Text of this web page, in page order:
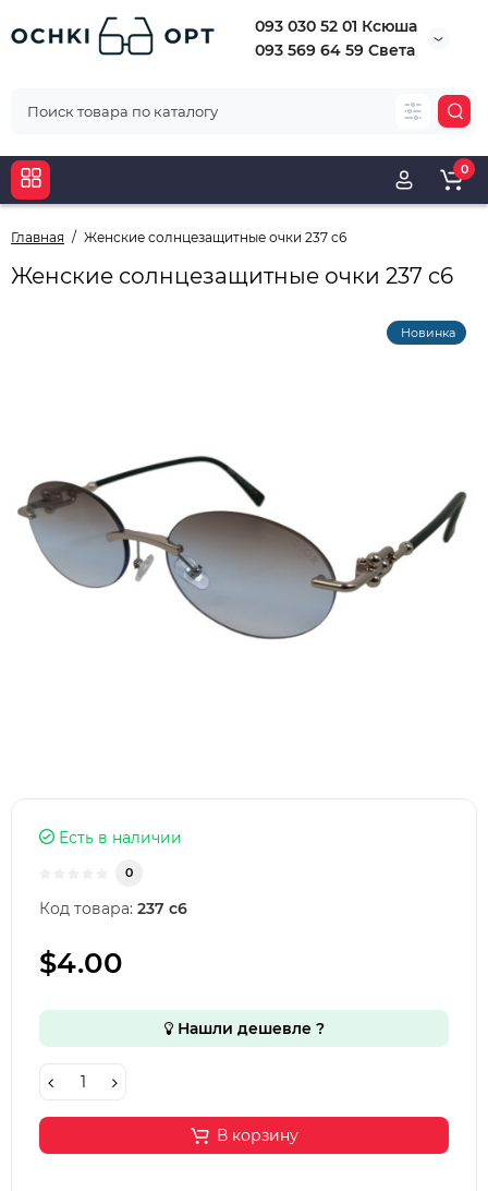
093 030 52 01 Ксюша
093 569 64 59 Света
0
Главная Женские солнцезащитные очки 237 c6
Женские солнцезащитные очки 237 c6
Новинка
Есть в наличии
0
Код товара: 237 c6
$4.00
Нашли дешевле ?
В корзину